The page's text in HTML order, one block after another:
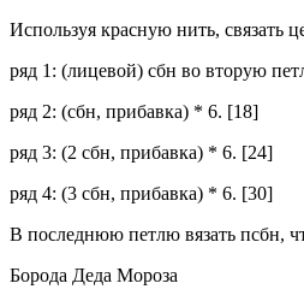
Используя красную нить, связать
ряд 1: (лицевой) сбн во вторую
ряд 2: (сбн, прибавка) * 6. [18]
ряд 3: (2 сбн, прибавка) * 6. [24]
ряд 4: (3 сбн, прибавка) * 6. [30]
В последнюю петлю вязать псбн,
Борода Деда Мороза